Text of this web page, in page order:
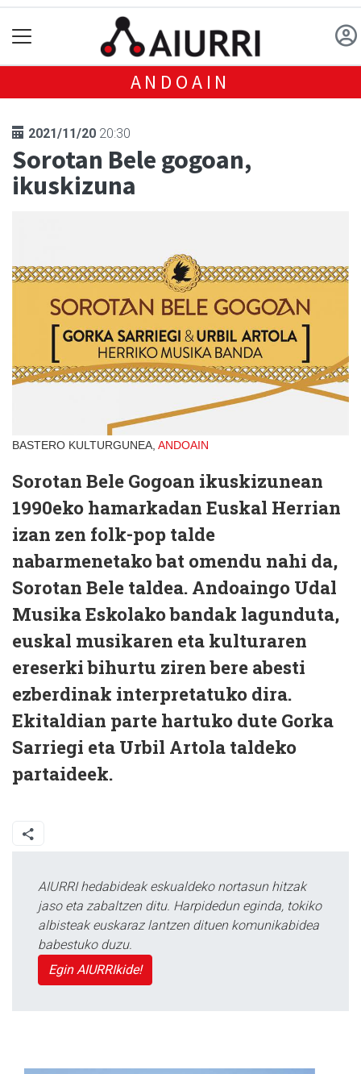
ANDOAIN
2021/11/20 20:30
Sorotan Bele gogoan,
ikuskizuna
BASTERO KULTURGUNEA, ANDOAIN
Sorotan Bele Gogoan ikuskizunean
1990eko hamarkadan Euskal Herrian
izan zen folk-pop talde
nabarmenetako bat omendu nahi da,
Sorotan Bele taldea. Andoaingo Udal
Musika Eskolako bandak lagunduta,
euskal musikaren eta kulturaren
ereserki bihurtu ziren bere abesti
ezberdinak interpretatuko dira.
Ekitaldian parte hartuko dute Gorka
Sarriegi eta Urbil Artola taldeko
partaideek.
AIURRI hedabideak eskualdeko nortasun hitzak
jaso eta zabaltzen ditu. Harpidedun eginda, tokiko
albisteak euskaraz lantzen dituen komunikabidea
babestuko duzu.
Egin AIURRIkide!